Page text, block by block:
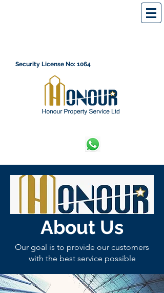
Security License No: 1064
About Us
Our goal is to provide our customers
with the best service possible